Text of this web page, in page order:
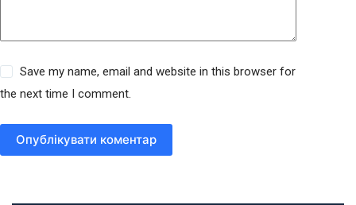
Save my name, email and website in this browser for
the next time I comment.
Опублікувати коментар